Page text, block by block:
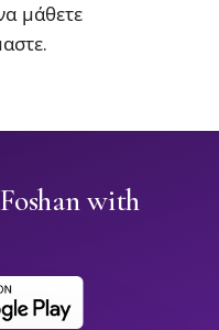
μάθετε
with